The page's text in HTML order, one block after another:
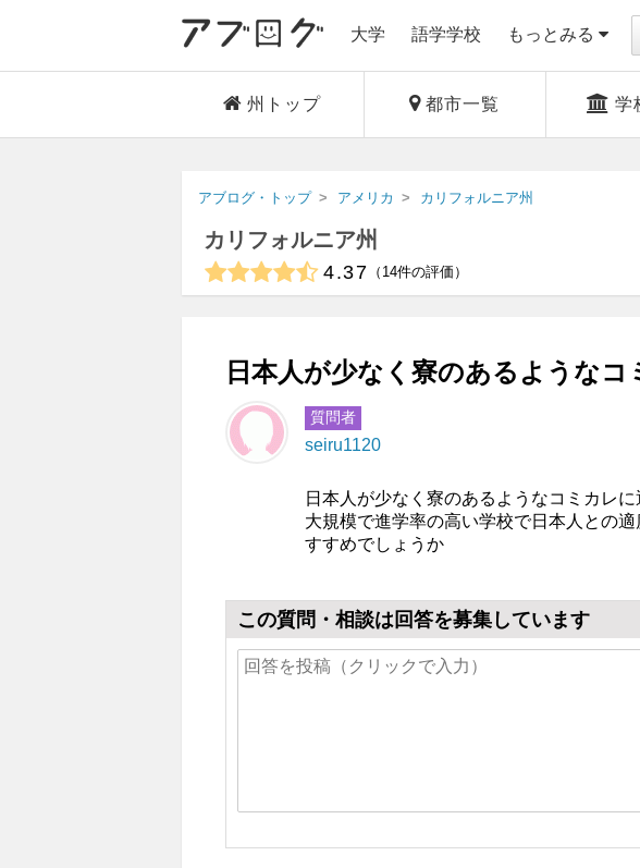
大学 語学学校 もっとみる
州トップ 都市一覧 学
アブログ・トップ アメリカ カリフォルニア州
カリフォルニア州
4.37 14件の評価
日本人が少なく寮のあるような
質問者
seiru1120
日本人が少なく寮のあるようなコミカレに
大規模で進学率の高い学校で日本人との
すすめでしょうか
この質問・相談は回答を募集しています